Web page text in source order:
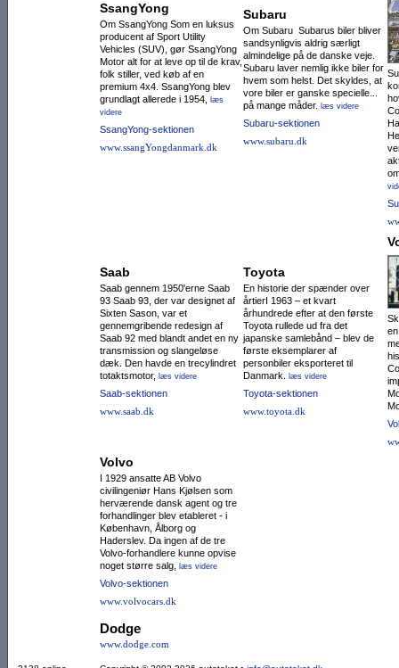
SsangYong
Om SsangYong Som en luksus
producent af Sport Utility
Vehicles (SUV), gør SsangYong
Motor alt for at leve op til de krav,
folk stiller, ved køb af en
premium 4x4. SsangYong blev
grundlagt allerede i 1954,
læs
videre
SsangYong-sektionen
www.ssangYongdanmark.dk
Subaru
Om Subaru Subarus biler bliver
sandsynligvis aldrig særligt
almindelige på de danske veje.
Subaru laver nemlig ikke biler for
hvem som helst. Det skyldes, at
vore biler er ganske specielle...
på mange måder.
læs videre
Subaru-sektionen
www.subaru.dk
Saab
Saab gennem 1950'erne Saab
93 Saab 93, der var designet af
Sixten Sason, var et
gennemgribende redesign af
Saab 92 med blandt andet en ny
trans­mission og slangeløse
dæk. Den havde en trecylin­dret
totaktsmotor,
læs videre
Saab-sektionen
www.saab.dk
Toyota
En historie der spænder over
årtierI 1963 – et kvart
århundrede efter at den første
Toyota rullede ud fra det
japanske samlebånd – blev de
første eksemplarer af
personbiler eksporteret til
Danmark.
læs videre
Toyota-sektionen
www.toyota.dk
Volvo
I 1929 ansatte AB Volvo
civilingeniør Hans Kjølsen som
herværende dansk agent og tre
forhandlinger blev etableret - i
København, Ålborg og
Haderslev. Da ingen af de tre
Volvo-forhandlere kunne opvise
noget større salg,
læs videre
Volvo-sektionen
www.volvocars.dk
Dodge
www.dodge.com